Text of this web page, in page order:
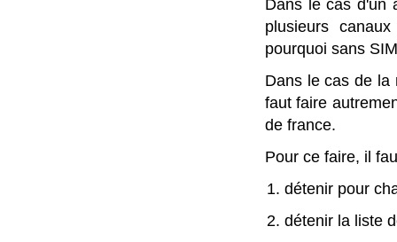
Dans le cas d'un
plusieurs
pourquoi sans
Dans le cas de la
faut faire
de france.
Pour ce faire, il
détenir pour
détenir la liste